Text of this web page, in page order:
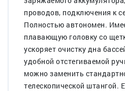
проводов, подключения к
Полностью автономен.
плавающую головку со
ускоряет очистку дна
удобной отстегиваемой
можно заменить
телескопической штангой.